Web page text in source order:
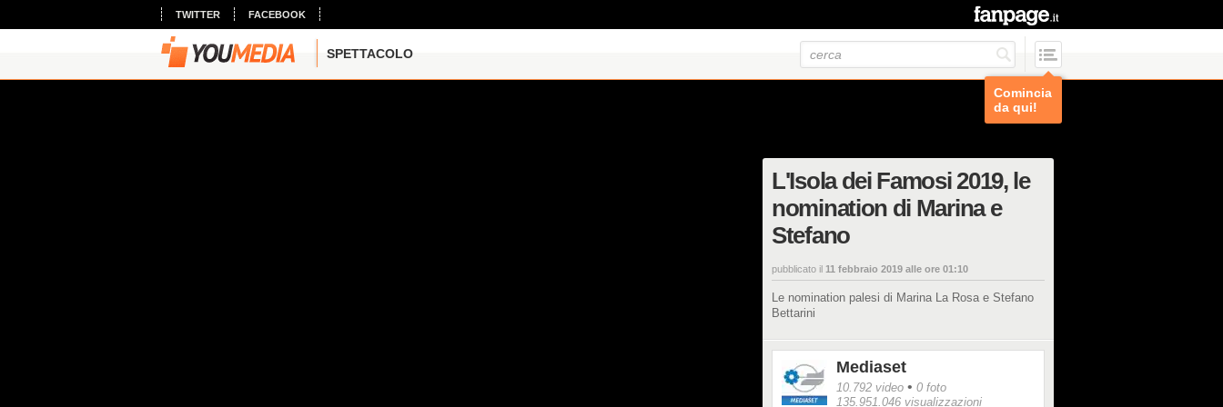
TWITTER FACEBOOK
SPETTACOLO
Comincia
da qui!
L'Isola dei Famosi 2019, le
nomination di Marina e
Stefano
pubblicato il 11 febbraio 2019 alle ore 01:10
Le nomination palesi di Marina La Rosa e Stefano
Bettarini
Mediaset
10.792 video • 0 foto
135.951.046 visualizzazioni